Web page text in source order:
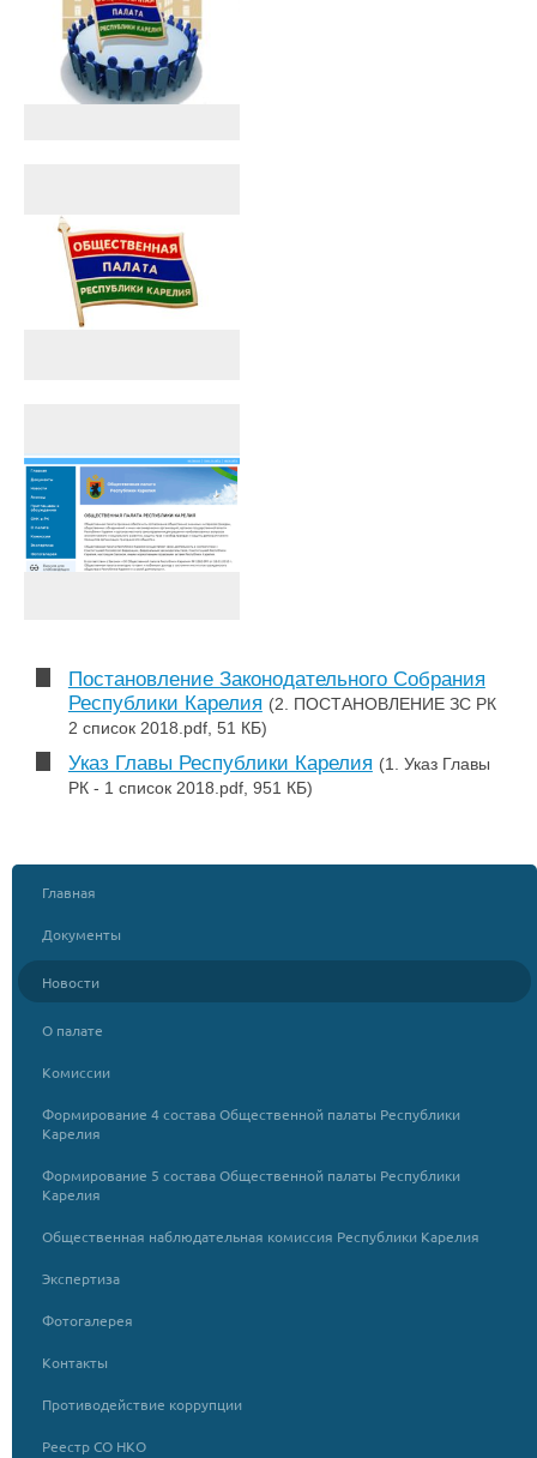
Постановление Законодательного Собрания
Республики Карелия (2. ПОСТАНОВЛЕНИЕ ЗС РК
2 список 2018.pdf, 51 КБ)
Указ Главы Республики Карелия (1. Указ Главы
РК - 1 список 2018.pdf, 951 КБ)
Главная
Документы
Новости
О палате
Комиссии
Формирование 4 состава Общественной палаты Республики
Карелия
Формирование 5 состава Общественной палаты Республики
Карелия
Общественная наблюдательная комиссия Республики Карелия
Экспертиза
Фотогалерея
Контакты
Противодействие коррупции
Реестр СО НКО